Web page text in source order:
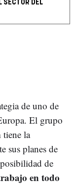
SECTOR DEL
de uno de
El grupo
tiene la
sus planes de
de
en todo